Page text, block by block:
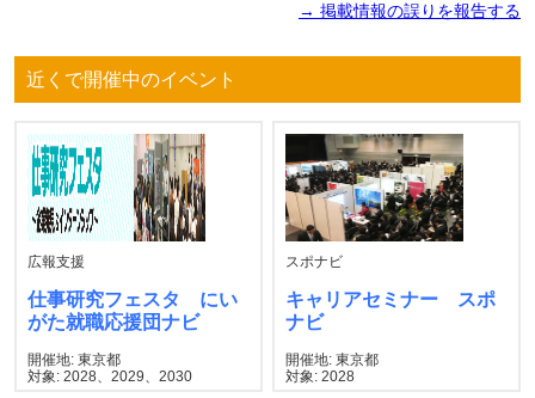
→ 掲載情報の誤りを報告する
近くで開催中のイベント
広報支援
仕事研究フェスタ にい
がた就職応援団ナビ
開催地: 東京都
対象: 2028、2029、2030
スポナビ
キャリアセミナー スポ
ナビ
開催地: 東京都
対象: 2028